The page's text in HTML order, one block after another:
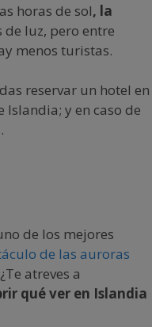
horas de sol, la
de luz, pero entre
menos turistas.
reservar un hotel en
y en caso de
de los mejores
de las auroras
atreves a
qué ver en Islandia